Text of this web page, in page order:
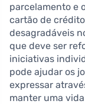
parcelamento e
cartão de
desagradáveis
que deve ser
iniciativas
pode ajudar os
expressar
manter uma